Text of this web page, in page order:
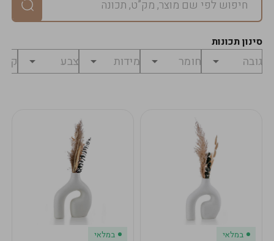
סינון תכונות
במלאי במלאי
במארז
מחיר
לפני
₪0
לתשלום